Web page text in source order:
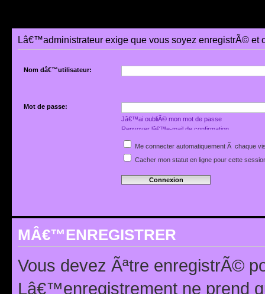
Lâ€™administrateur exige que vous soyez enregistrÃ©
Nom dâ€™utilisateur:
Mot de passe:
Jâ€™ai oubliÃ© mon mot de passe
Renvoyer lâ€™e-mail de confirmation
Me connecter automatiquement Ã chaque
Cacher mon statut en ligne pour cette
MÂ€™ENREGISTRER
Vous devez Ãªtre enregistrÃ©
Lâ€™enregistrement ne prend